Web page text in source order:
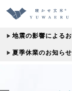
地震の影響による
夏季休業のお知らせ